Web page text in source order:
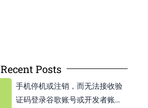
Recent Posts
手机停机或注销，而无法接收验
证码登录谷歌账号或开发者账号